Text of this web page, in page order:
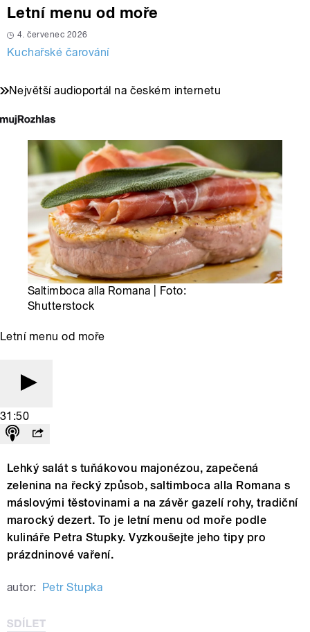
Letní menu od moře
4. červenec 2026
Kuchařské čarování
Největší audioportál na českém internetu
Saltimboca alla Romana | Foto:
Shutterstock
Letní menu od moře
31:50
Lehký salát s tuňákovou majonézou, zapečená
zelenina na řecký způsob, saltimboca alla Romana s
máslovými těstovinami a na závěr gazelí rohy, tradiční
marocký dezert. To je letní menu od moře podle
kulináře Petra Stupky. Vyzkoušejte jeho tipy pro
prázdninové vaření.
autor: Petr Stupka